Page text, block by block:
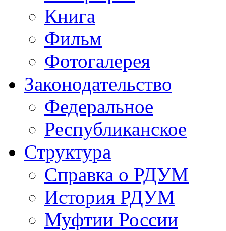
Книга
Фильм
Фотогалерея
Законодательство
Федеральное
Республиканское
Структура
Справка о РДУМ
История РДУМ
Муфтии России